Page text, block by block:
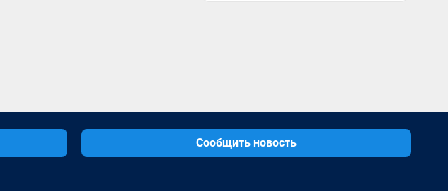
Сообщить новость